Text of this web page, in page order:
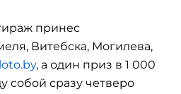
принес
Витебска, Могилева,
, а один приз в 1 000
собой сразу четверо